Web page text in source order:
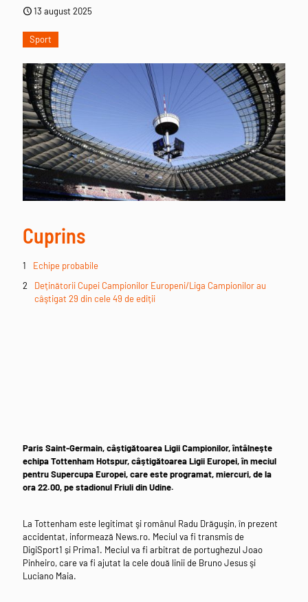
13 august 2025
Sport
Cuprins
Echipe probabile
Deţinătorii Cupei Campionilor Europeni/Liga Campionilor au
câştigat 29 din cele 49 de ediţii
Paris Saint-Germain, câştigătoarea Ligii Campionilor, întâlneşte
echipa Tottenham Hotspur, câştigătoarea Ligii Europei, în meciul
pentru Supercupa Europei, care este programat, miercuri, de la
ora 22.00, pe stadionul Friuli din Udine.
La Tottenham este legitimat şi românul Radu Drăguşin, în prezent
accidentat, informează News.ro. Meciul va fi transmis de
DigiSport1 și Prima1. Meciul va fi arbitrat de portughezul Joao
Pinheiro, care va fi ajutat la cele două linii de Bruno Jesus şi
Luciano Maia.